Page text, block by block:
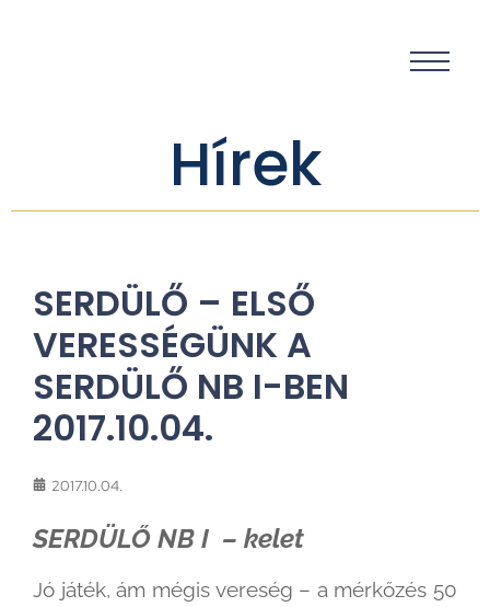
Hírek
SERDÜLŐ – ELSŐ
VERESSÉGÜNK A
SERDÜLŐ NB I-BEN
2017.10.04.
2017.10.04.
SERDÜLŐ NB I – kelet
Jó játék, ám mégis vereség – a mérkőzés 50